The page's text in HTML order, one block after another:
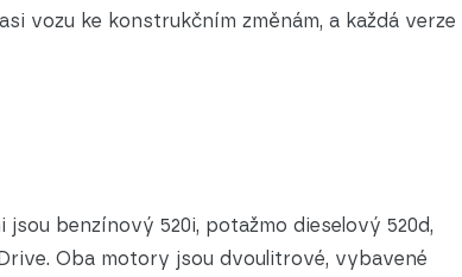
vozu ke konstrukčním změnám, a každá verze
benzínový 520i, potažmo dieselový 520d,
Oba motory jsou dvoulitrové, vybavené